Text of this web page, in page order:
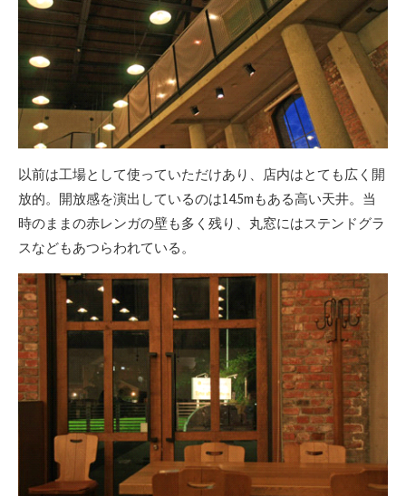
以前は工場として使っていただけあり、店内はとても広く開
放的。開放感を演出しているのは14.5mもある高い天井。当
時のままの赤レンガの壁も多く残り、丸窓にはステンドグラ
スなどもあつらわれている。